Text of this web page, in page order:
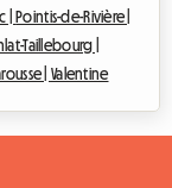
|Pointis-de-Rivière |
Taillebourg |
| Valentine